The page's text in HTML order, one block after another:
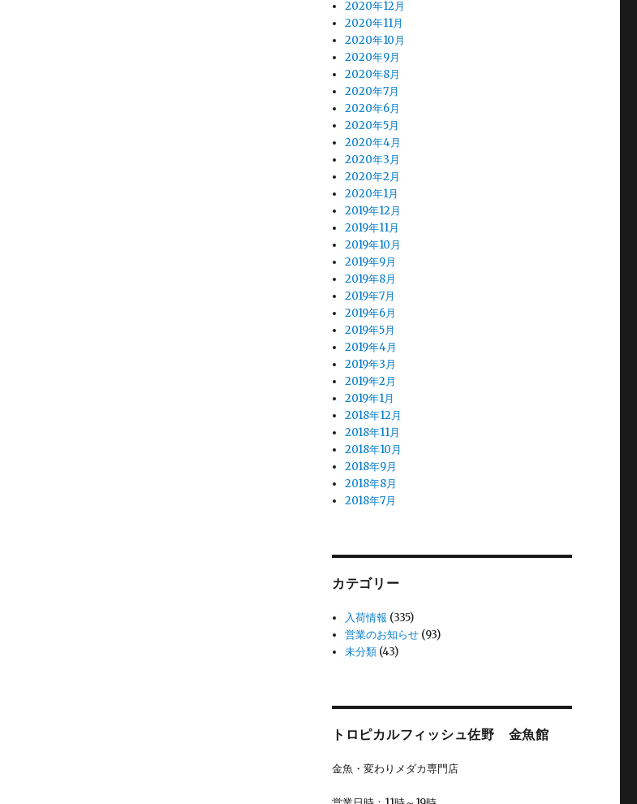
2020年12月
2020年11月
2020年10月
2020年9月
2020年8月
2020年7月
2020年6月
2020年5月
2020年4月
2020年3月
2020年2月
2020年1月
2019年12月
2019年11月
2019年10月
2019年9月
2019年8月
2019年7月
2019年6月
2019年5月
2019年4月
2019年3月
2019年2月
2019年1月
2018年12月
2018年11月
2018年10月
2018年9月
2018年8月
2018年7月
カテゴリー
入荷情報 (335)
営業のお知らせ (93)
未分類 (43)
トロピカルフィッシュ佐野 金魚館
金魚・変わりメダカ専門店